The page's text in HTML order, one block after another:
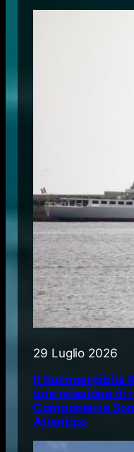
29 Luglio 2026
Il Sommergibile
una missione di
Componente
Atlantico